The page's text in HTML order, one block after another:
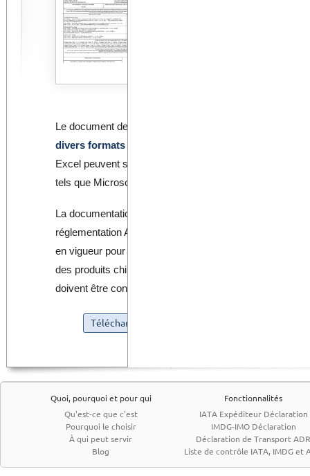
Le document de transport (déclaration) peut être
divers formats
Excel peuvent se modifier si il est nécessaire, avec des
tels que Microsoft Excel ou OpenOffice.
La documentation est
réglementation ADR sans avoir à faire rien. La
en vigueur pour le transport des marchandises
des produits chimiques et des déchets par la route est
doivent être conformes a ses exigences.
Téléchargez gratuitement le modèle de
Quoi, pourquoi et pour qui
Qu'est-ce que c'est
Pourquoi le choisir
À qui peut servir
Blog
Fonctionnalités
IATA Expéditeur Déclaration
IMDG-IMO Déclaration
Déclaration de Transport
Liste de contrôle IATA, IMDG et